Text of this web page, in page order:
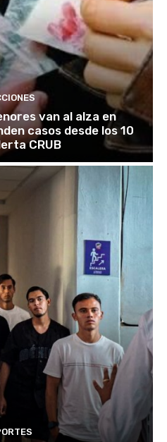
van al alza en
casos desde los 10
CRUB